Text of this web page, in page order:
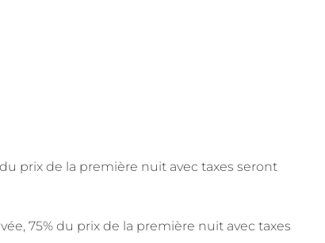
prix de la première nuit avec taxes seront
75% du prix de la première nuit avec taxes